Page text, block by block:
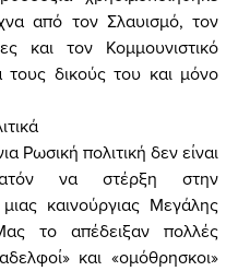
από τον Σλαυισμό, τον
και τον Κομμουνιστικό
τους δικούς του και μόνο
να στέρξη στην
μιας καινούργιας Μεγάλης
το απέδειξαν πολλές
και «ομόθρησκοι»